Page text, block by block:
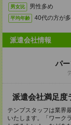
男女比 男性多め
平均年齢 40代の方が
派遣会社情報
パ
派遣会社満足度
テンプスタッフは業界
いたします。「ワーク